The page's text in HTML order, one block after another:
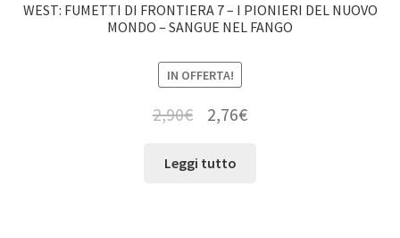
WEST: FUMETTI DI FRONTIERA 7 – I PIONIERI DEL NUOVO
MONDO – SANGUE NEL FANGO
IN OFFERTA!
2,90€ 2,76€
Leggi tutto